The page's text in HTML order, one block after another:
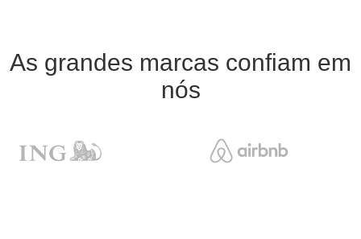
As grandes marcas confiam em
nós